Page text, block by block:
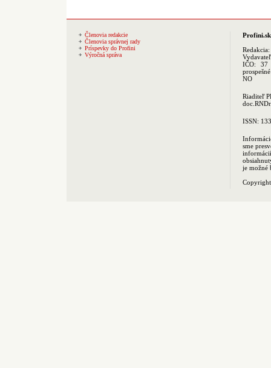
Členovia redakcie
Členovia správnej rady
Príspevky do Profini
Výročná správa
Profini.sk
Redakcia:
IČO: 37
NO
Riaditeľ
ISSN:
sme
je možné